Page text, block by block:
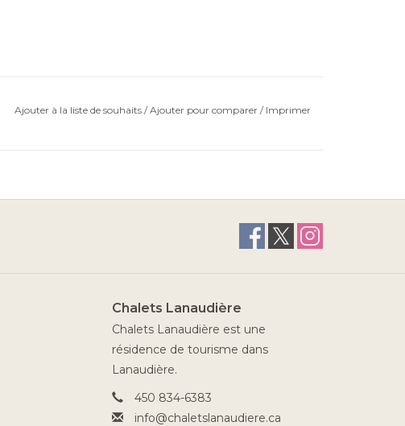
Ajouter à la liste de souhaits /Ajouter pour comparer / Imprimer
Chalets Lanaudière
Chalets Lanaudière est une
résidence de tourisme dans
Lanaudière.
450 834-6383
info@chaletslanaudiere.ca